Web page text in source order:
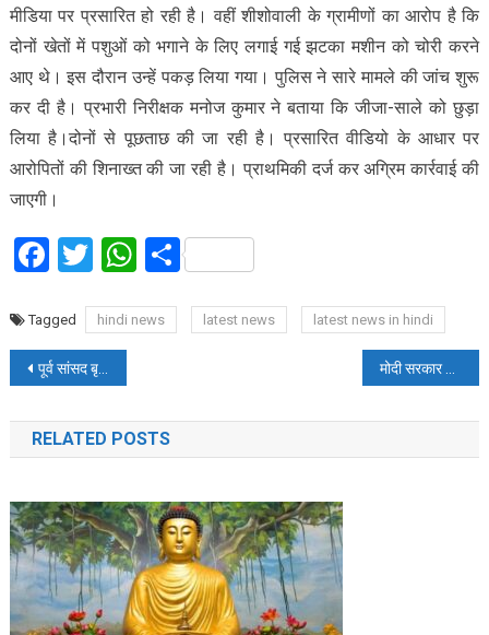
मीडिया पर प्रसारित हो रही है। वहीं शीशोवाली के ग्रामीणों का आरोप है कि
दोनों खेतों में पशुओं को भगाने के लिए लगाई गई झटका मशीन को चोरी करने
आए थे। इस दौरान उन्हें पकड़ लिया गया। पुलिस ने सारे मामले की जांच शुरू
कर दी है। प्रभारी निरीक्षक मनोज कुमार ने बताया कि जीजा-साले को छुड़ा
लिया है।दोनों से पूछताछ की जा रही है। प्रसारित वीडियो के आधार पर
आरोपितों की शिनाख्त की जा रही है। प्राथमिकी दर्ज कर अग्रिम कार्रवाई की
जाएगी।
Facebook
Twitter
WhatsApp
Share
Tagged hindi news latest news latest news in hindi
Post
navigation
पूर्व सांसद बृजभूषण और विधायक प्रतीक भूषण को जान से मारने की धमकी, राजस्थान कनेक्शन आया सामने
RELATED POSTS